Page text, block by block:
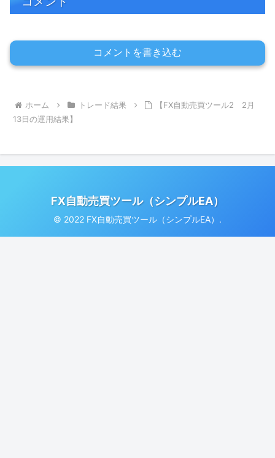
コメントを書き込む
ホーム トレード結果
【FX自動売買ツール2 2月
13日の運用結果】
FX自動売買ツール（シンプルEA）
© 2022 FX自動売買ツール（シンプルEA）.